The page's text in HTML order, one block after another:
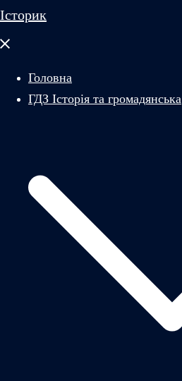
Історик
Закрити
Головна
ГДЗ Історія та громадянська